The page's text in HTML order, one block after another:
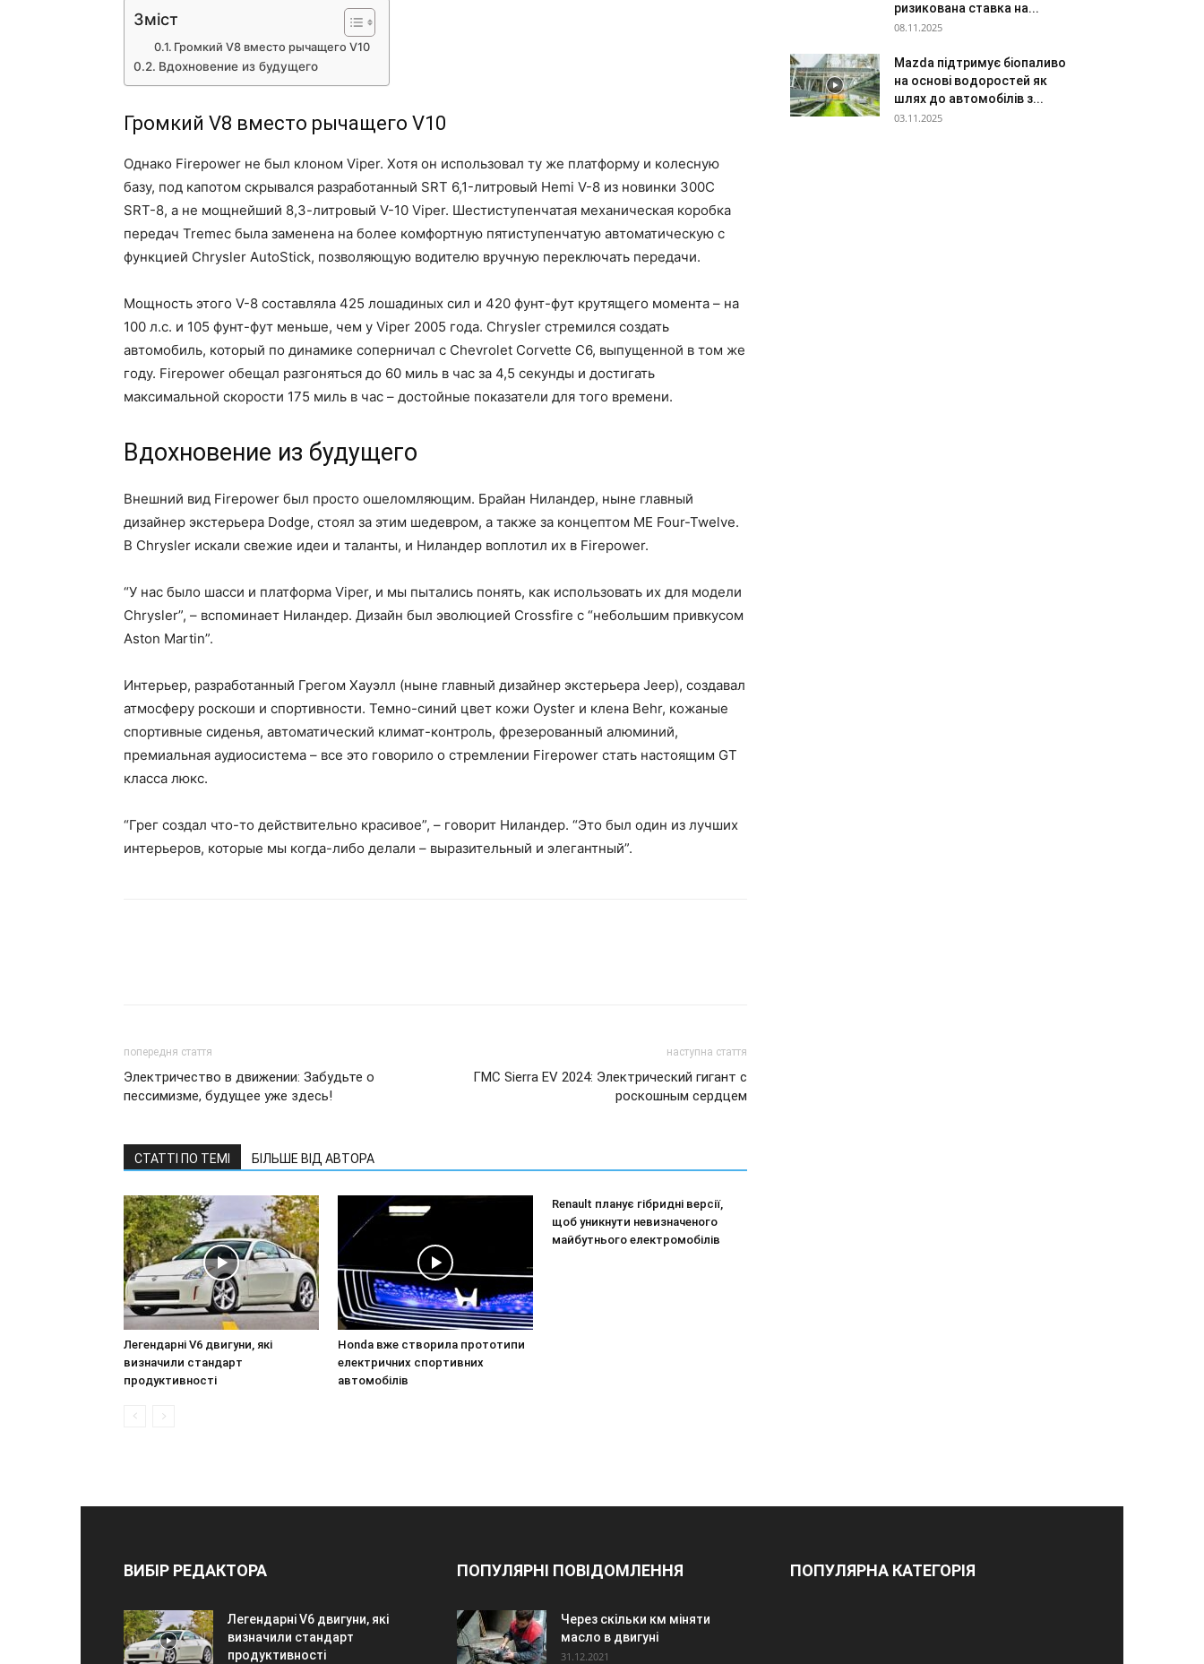
Зміст
Громкий V8 вместо рычащего V10
Вдохновение из будущего
Громкий V8 вместо рычащего V10
Однако Firepower не был клоном Viper. Хотя он использовал ту же платформу и колесную
базу, под капотом скрывался разработанный SRT 6,1-литровый Hemi V-8 из новинки 300C
SRT-8, а не мощнейший 8,3-литровый V-10 Viper. Шестиступенчатая механическая коробка
передач Tremec была заменена на более комфортную пятиступенчатую автоматическую с
функцией Chrysler AutoStick, позволяющую водителю вручную переключать передачи.
Мощность этого V-8 составляла 425 лошадиных сил и 420 фунт-фут крутящего момента – на
100 л.с. и 105 фунт-фут меньше, чем у Viper 2005 года. Chrysler стремился создать
автомобиль, который по динамике соперничал с Chevrolet Corvette C6, выпущенной в том же
году. Firepower обещал разгоняться до 60 миль в час за 4,5 секунды и достигать
максимальной скорости 175 миль в час – достойные показатели для того времени.
Вдохновение из будущего
Внешний вид Firepower был просто ошеломляющим. Брайан Ниландер, ныне главный
дизайнер экстерьера Dodge, стоял за этим шедевром, а также за концептом ME Four-Twelve.
В Chrysler искали свежие идеи и таланты, и Ниландер воплотил их в Firepower.
“У нас было шасси и платформа Viper, и мы пытались понять, как использовать их для модели
Chrysler”, – вспоминает Ниландер. Дизайн был эволюцией Crossfire с “небольшим привкусом
Aston Martin”.
Интерьер, разработанный Грегом Хауэлл (ныне главный дизайнер экстерьера Jeep), создавал
атмосферу роскоши и спортивности. Темно-синий цвет кожи Oyster и клена Behr, кожаные
спортивные сиденья, автоматический климат-контроль, фрезерованный алюминий,
премиальная аудиосистема – все это говорило о стремлении Firepower стать настоящим GT
класса люкс.
“Грег создал что-то действительно красивое”, – говорит Ниландер. “Это был один из лучших
интерьеров, которые мы когда-либо делали – выразительный и элегантный”.
попередня стаття
Электричество в движении: Забудьте о
пессимизме, будущее уже здесь!
наступна стаття
ГMC Sierra EV 2024: Электрический гигант с
роскошным сердцем
СТАТТІ ПО ТЕМІ БІЛЬШЕ ВІД АВТОРА
Легендарні V6 двигуни, які
визначили стандарт
продуктивності
Honda вже створила прототипи
електричних спортивних
автомобілів
Renault планує гібридні версії,
щоб уникнути невизначеного
майбутнього електромобілів
ризикована ставка на...
08.11.2025
Mazda підтримує біопаливо
на основі водоростей як
шлях до автомобілів з...
03.11.2025
ВИБІР РЕДАКТОРА
Легендарні V6 двигуни, які
визначили стандарт
продуктивності
ПОПУЛЯРНІ ПОВІДОМЛЕННЯ
Через скільки км міняти
масло в двигуні
31.12.2021
ПОПУЛЯРНА КАТЕГОРІЯ